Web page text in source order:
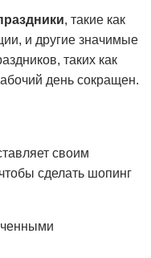
, такие как
и другие значимые
таких как
день сокращен.
своим
сделать шопинг